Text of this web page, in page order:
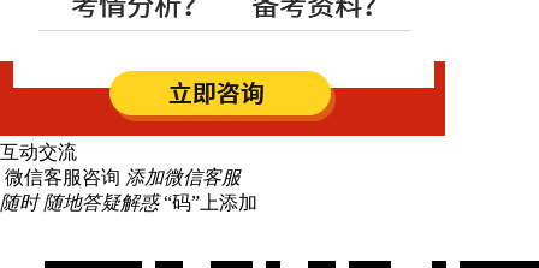
互动交流
微信客服咨询 添加微信客服
随时 随地答疑解惑 “码”上添加